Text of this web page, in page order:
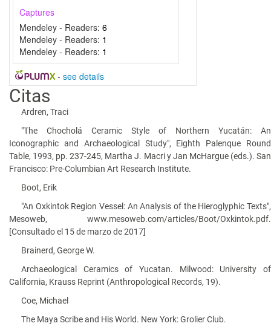
Captures
Mendeley - Readers: 6
Mendeley - Readers: 1
Mendeley - Readers: 1
- see details
Citas
Ardren, Traci
"The Chocholá Ceramic Style of Northern Yucatán: An
Iconographic and Archaeological Study", Eighth Palenque Round
Table, 1993, pp. 237-245, Martha J. Macri y Jan McHargue (eds.). San
Francisco: Pre-Columbian Art Research Institute.
Boot, Erik
"An Oxkintok Region Vessel: An Analysis of the Hieroglyphic Texts",
Mesoweb, www.mesoweb.com/articles/Boot/Oxkintok.pdf.
[Consultado el 15 de marzo de 2017]
Brainerd, George W.
Archaeological Ceramics of Yucatan. Milwood: University of
California, Krauss Reprint (Anthropological Records, 19).
Coe, Michael
The Maya Scribe and His World. New York: Grolier Club.